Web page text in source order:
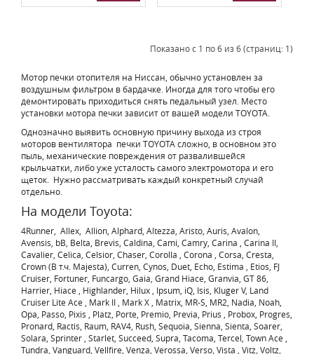
Показано с 1 по 6 из 6 (страниц: 1)
Мотор печки отопителя на Ниссан, обычно установлен за
воздушным фильтром в бардачке. Иногда для того чтобы его
демонтировать приходиться снять педальный узел. Место
установки мотора печки зависит от вашей модели TOYOTA.
Однозначно выявить основную причину выхода из строя
моторов вентилятора печки TOYOTA сложно, в основном это
пыль, механические повреждения от развалившейся
крыльчатки, либо уже усталость самого электромотора и его
щеток. Нужно рассматривать каждый конкретный случай
отдельно.
На модели Toyota:
4Runner, Allex, Allion, Alphard, Altezza, Aristo, Auris, Avalon,
Avensis, bB, Belta, Brevis, Caldina, Cami, Camry, Carina , Carina II,
Cavalier, Celica, Celsior, Chaser, Corolla , Corona , Corsa, Cresta,
Crown (В т.ч. Majesta), Curren, Cynos, Duet, Echo, Estima , Etios, FJ
Cruiser, Fortuner, Funcargo, Gaia, Grand Hiace, Granvia, GT 86,
Harrier, Hiace , Highlander, Hilux , Ipsum, iQ, Isis, Kluger V, Land
Cruiser Lite Ace , Mark II , Mark X , Matrix, MR-S, MR2, Nadia, Noah,
Opa, Passo, Pixis , Platz, Porte, Premio, Previa, Prius , Probox, Progres,
Pronard, Ractis, Raum, RAV4, Rush, Sequoia, Sienna, Sienta, Soarer,
Solara, Sprinter , Starlet, Succeed, Supra, Tacoma, Tercel, Town Ace ,
Tundra, Vanguard, Vellfire, Venza, Verossa, Verso, Vista , Vitz, Voltz,